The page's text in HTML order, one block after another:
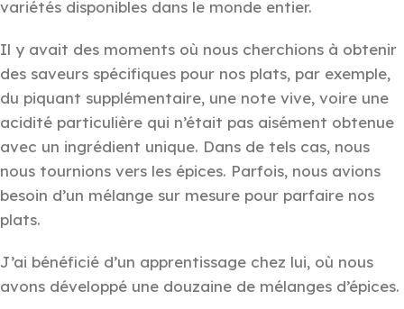
variétés disponibles dans le monde entier.
Il y avait des moments où nous cherchions à obtenir
des saveurs spécifiques pour nos plats, par exemple,
du piquant supplémentaire, une note vive, voire une
acidité particulière qui n’était pas aisément obtenue
avec un ingrédient unique. Dans de tels cas, nous
nous tournions vers les épices. Parfois, nous avions
besoin d’un mélange sur mesure pour parfaire nos
plats.
J’ai bénéficié d’un apprentissage chez lui, où nous
avons développé une douzaine de mélanges d’épices.